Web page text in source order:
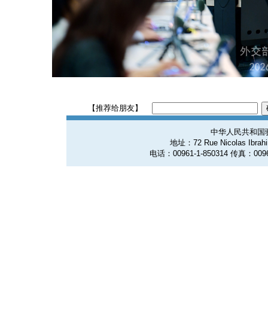
【推荐给朋友】
中华人民共和国
地址：72 Rue Nicolas
电话：00961-1-850314 传真：